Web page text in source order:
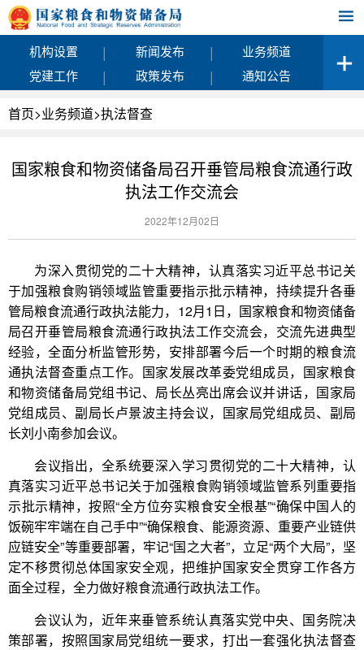
机构设置 | 新闻发布 |
业务频道
党建工作
| 政策发布 | 通知公告
首页>业务频道>执法督查
国家粮食和物资储备局召开垂管局粮食流通行政
执法工作交流会
2022年12月02日
为深入贯彻党的二十大精神，认真落实习近平总书记关
于加强粮食购销领域监管重要指示批示精神，持续提升各垂
管局粮食流通行政执法能力，12月1日，国家粮食和物资储备
局召开垂管局粮食流通行政执法工作交流会，交流先进典型
经验，全面分析监管形势，安排部署今后一个时期的粮食流
通执法督查重点工作。国家发展改革委党组成员，国家粮食
和物资储备局党组书记、局长丛亮出席会议并讲话，国家局
党组成员、副局长卢景波主持会议，国家局党组成员、副局
长刘小南参加会议。
会议指出，全系统要深入学习贯彻党的二十大精神，认
真落实习近平总书记关于加强粮食购销领域监管系列重要指
示批示精神，按照“全方位夯实粮食安全根基”“确保中国人的
饭碗牢牢端在自己手中”“确保粮食、能源资源、重要产业链供
应链安全”等重要部署，牢记“国之大者”，立足“两个大局”，坚
定不移贯彻总体国家安全观，把维护国家安全贯穿工作各方
面全过程，全力做好粮食流通行政执法工作。
会议认为，近年来垂管系统认真落实党中央、国务院决
策部署，按照国家局党组统一要求，打出一套强化执法督查